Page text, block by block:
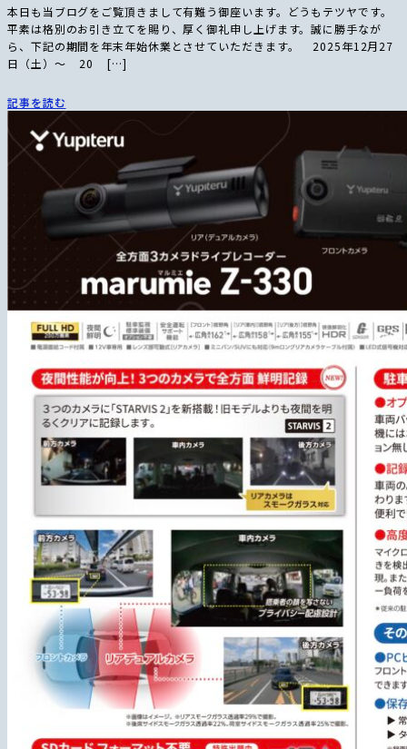
本日も当ブログをご覧頂きまして有難う御座います。どうもテツヤです。
平素は格別のお引き立てを賜り、厚く御礼申し上げます。誠に勝手なが
ら、下記の期間を年末年始休業とさせていただきます。 2025年12月27
日（土）〜 20 […]
記事を読む